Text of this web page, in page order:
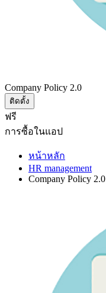
Company Policy 2.0
ติดตั้ง
ฟรี
การซื้อในแอป
หน้าหลัก
HR management
Company Policy 2.0